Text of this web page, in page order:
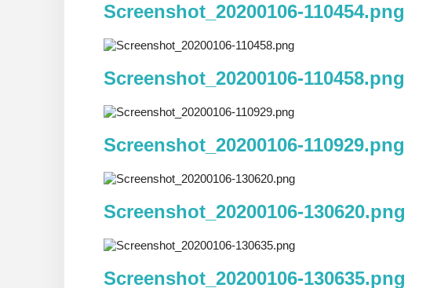
Screenshot_20200106-110454.png
Screenshot_20200106-110458.png
Screenshot_20200106-110929.png
Screenshot_20200106-130620.png
Screenshot_20200106-130635.png